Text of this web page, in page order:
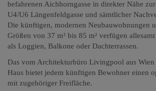
befahrenen Aichhorngasse in direkter Nähe
U4/U6 Längenfeldgasse und sämtlicher
Die künftigen, modernen Neubauwohnungen
Größen von 37 m² bis 85 m² verfügen
als Loggien, Balkone oder Dachterrassen.
Das vom Architekturbüro Livingpool aus Wien
Haus bietet jedem künftigen Bewohner einen
mit zugehöriger Freifläche.